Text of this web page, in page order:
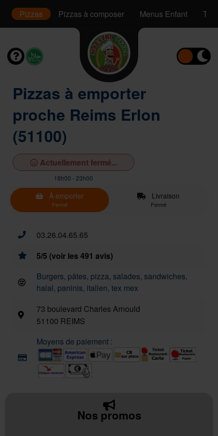
Pizzas Pizzas à composer Menus Enfant
Pizzas à emporter
proche Reims Erlon
(51100)
Actuellement fermé...
18h00 - 23h00
À emporter
Fermé
Livraison
Fermé
03.26.04.65.65
5/5 (voir les 491 avis)
Burgers, pâtes, pizza, salades, sandwiches,
halal, paninis, italien, tex mex
73 boulevard Charles Arnould
51100 REIMS
Moyens de paiement :
Nos promos